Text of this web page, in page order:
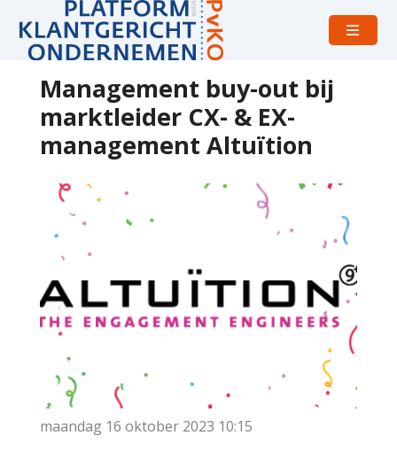
Open
Management buy-out bij
marktleider CX- & EX-
management Altuïtion
maandag 16 oktober 2023 10:15